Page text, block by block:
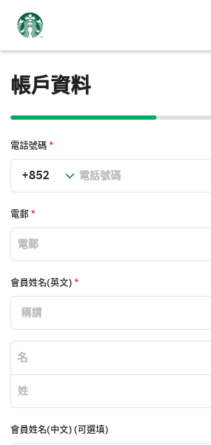
帳戶資料
電話號碼 *
電郵 *
會員姓名(英文) *
會員姓名(中文) (可選填)